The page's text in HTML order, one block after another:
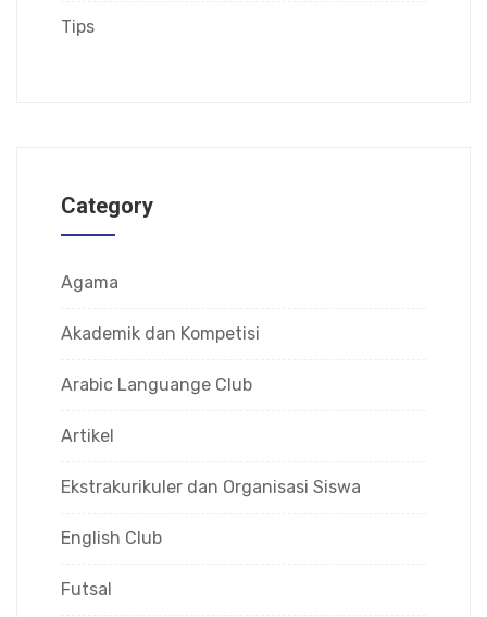
Tips
Category
Agama
Akademik dan Kompetisi
Arabic Languange Club
Artikel
Ekstrakurikuler dan Organisasi Siswa
English Club
Futsal